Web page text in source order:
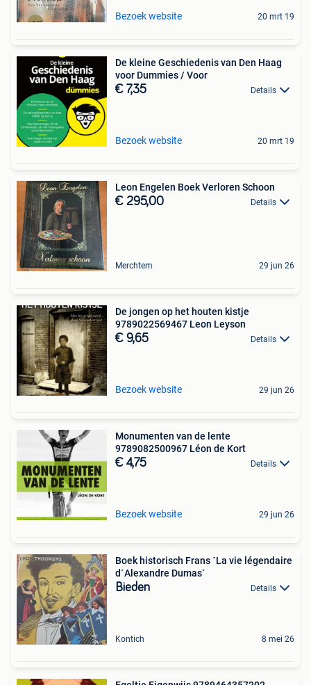
Bezoek website 20 mrt 19
De kleine Geschiedenis van Den Haag
voor Dummies / Voor
€ 7,35 Details
Bezoek website 20 mrt 19
Leon Engelen Boek Verloren Schoon
€ 295,00 Details
Merchtem 29 jun 26
De jongen op het houten kistje
9789022569467 Leon Leyson
€ 9,65 Details
Bezoek website 29 jun 26
Monumenten van de lente
9789082500967 Léon de Kort
€ 4,75 Details
Bezoek website 29 jun 26
Boek historisch Frans ´La vie légendaire
d´Alexandre Dumas´
Bieden Details
Kontich 8 mei 26